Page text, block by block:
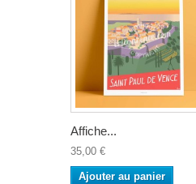
Affiche...
35,00 €
Ajouter au panier